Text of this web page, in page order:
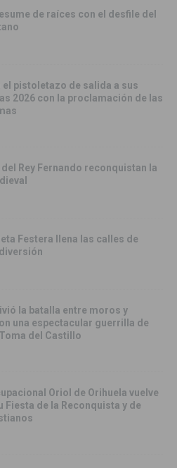
de raíces con el desfile del
pistoletazo de salida a sus
2026 con la proclamación de las
del Rey Fernando reconquistan la
Festera llena las calles de
la batalla entre moros y
una espectacular guerrilla de
del Castillo
Oriol de Orihuela vuelve
Fiesta de la Reconquista y de